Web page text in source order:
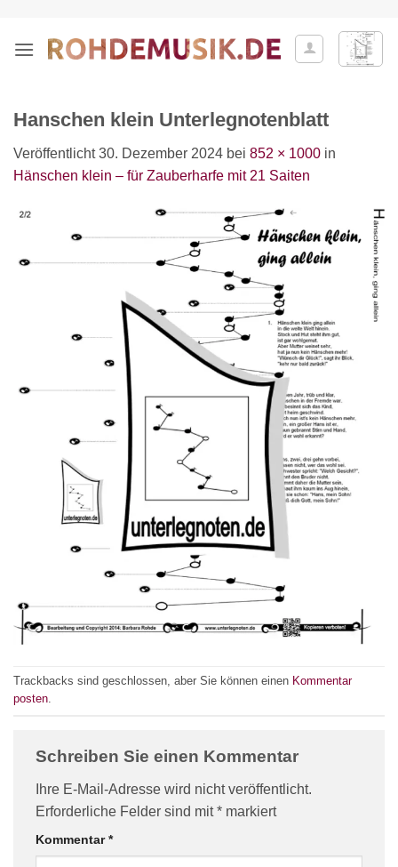
springen
Hanschen klein Unterlegnotenblatt
Veröffentlicht30. Dezember 2024 bei 852 × 1000 in
Hänschen klein – für Zauberharfe mit 21 Saiten
Trackbacks sind geschlossen, aber Sie können einen Kommentar
posten
Schreiben Sie einen Kommentar
Ihre E-Mail-Adresse wird nicht veröffentlicht.
Erforderliche Felder sind mit* markiert
Kommentar*